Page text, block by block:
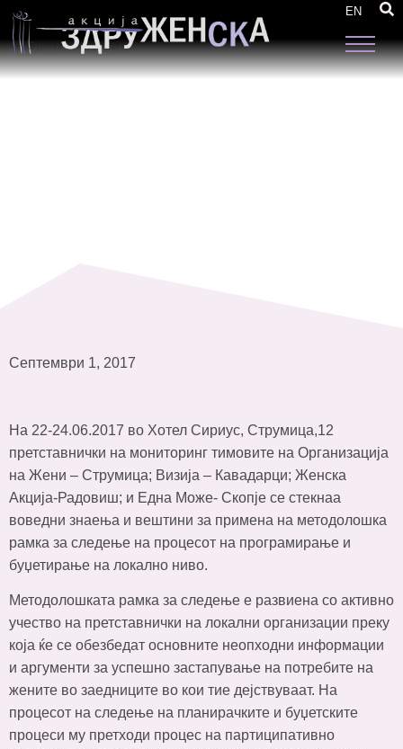
EN
процесот на програмирање и буџетирање на
локално ниво
Септември 1, 2017
На 22-24.06.2017 во Хотел Сириус, Струмица,12
претставнички на мониторинг тимовите на Организација
на Жени – Струмица; Визија – Кавадарци; Женска
Акција-Радовиш; и Една Може- Скопје се стекнаа
воведни знаења и вештини за примена на методолошка
рамка за следење на процесот на програмирање и
буџетирање на локално ниво.
Методолошката рамка за следење е развиена со активно
учество на претставнички на локални организации преку
која ќе се обезбедат основните неопходни информации
и аргументи за успешно застапување на потребите на
жените во заедниците во кои тие дејствуваат. На
процесот на следење на планирачките и буџетските
процеси му претходи процес на партиципативно